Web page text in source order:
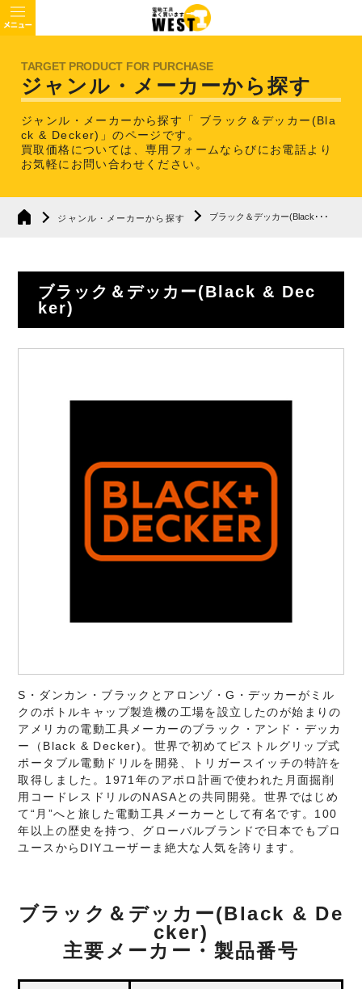
ジャンル・メーカーから探す
ジャンル・メーカーから探す「 ブラック＆デッカー(Bla
ck & Decker)」のページです。
買取価格については、専用フォームならびにお電話より
お気軽にお問い合わせください。
ジャンル・メーカーから探す ブラック＆デッカー(Black･･･
ブラック＆デッカー(Black & Dec
ker)
S・ダンカン・ブラックとアロンゾ・G・デッカーがミル
クのボトルキャップ製造機の工場を設立したのが始まりの
アメリカの電動工具メーカーのブラック・アンド・デッカ
ー（Black & Decker)。世界で初めてピストルグリップ式
ポータブル電動ドリルを開発、トリガースイッチの特許を
取得しました。1971年のアポロ計画で使われた月面掘削
用コードレスドリルのNASAとの共同開発。世界ではじめ
て“月”へと旅した電動工具メーカーとして有名です。100
年以上の歴史を持つ、グローバルブランドで日本でもプロ
ユースからDIYユーザーま絶大な人気を誇ります。
ブラック＆デッカー(Black & De
cker)
主要メーカー・製品番号